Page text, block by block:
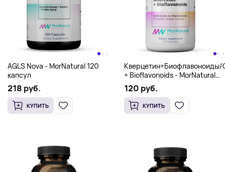
AGLS Nova - MorNatural 120
капсул
218 руб.
КУПИТЬ
Кверцетин+Биофлавоноиды/
+ Bioflavonoids - MorNatural
120 caps
120 руб.
КУПИТЬ